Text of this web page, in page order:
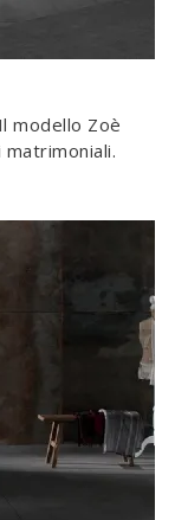
modello Zoè